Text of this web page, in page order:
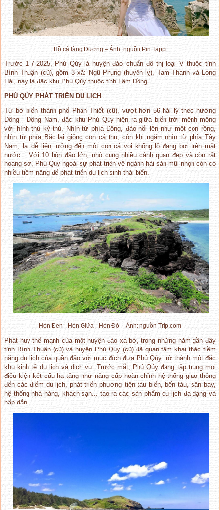
Hồ cá làng Dương – Ảnh: nguồn Pin Tappi
Trước 1-7-2025, Phú Qúy là huyện đảo chuẩn đô thị loại V thuộc tỉnh
Bình Thuận (cũ), gồm 3 xã: Ngũ Phụng (huyện lỵ), Tam Thanh và Long
Hải, nay là đặc khu Phú Qúy thuộc tỉnh Lâm Đồng.
PHÚ QÚY PHÁT TRIỂN DU LỊCH
Từ bờ biển thành phố Phan Thiết (cũ), vượt hơn 56 hải lý theo hướng
Đông - Đông Nam, đặc khu Phú Qúy hiện ra giữa biển trời mênh mông
với hình thù kỳ thú. Nhìn từ phía Đông, đảo nổi lên như một con rồng,
nhìn từ phía Bắc lại giống con cá thu, còn khi ngắm nhìn từ phía Tây
Nam, lại dễ liên tưởng đến một con cá voi khổng lồ đang bơi trên mặt
nước... Với 10 hòn đảo lớn, nhỏ cùng nhiều cảnh quan đẹp và còn rất
hoang sơ, Phú Qúy ngoài sự phát triển về ngành hải sản mũi nhọn còn có
nhiều tiềm năng để phát triển du lịch sinh thái biển.
Hòn Đen - Hòn Giữa - Hòn Đỏ – Ảnh: nguồn Trip.com
Phát huy thế mạnh của một huyện đảo xa bờ, trong những năm gần đây
tỉnh Bình Thuận (cũ) và huyện Phú Qúy (cũ) đã quan tâm khai thác tiềm
năng du lịch của quần đảo với mục đích đưa Phú Qúy trở thành một đặc
khu kinh tế du lịch và dịch vụ. Trước mắt, Phú Qúy đang tập trung mọi
điều kiện kết cấu hạ tầng như nâng cấp hoàn chỉnh hệ thống giao thông
đến các điểm du lịch, phát triển phương tiện tàu biển, bến tàu, sân bay,
hệ thống nhà hàng, khách sạn... tạo ra các sản phẩm du lịch đa dạng và
hấp dẫn.